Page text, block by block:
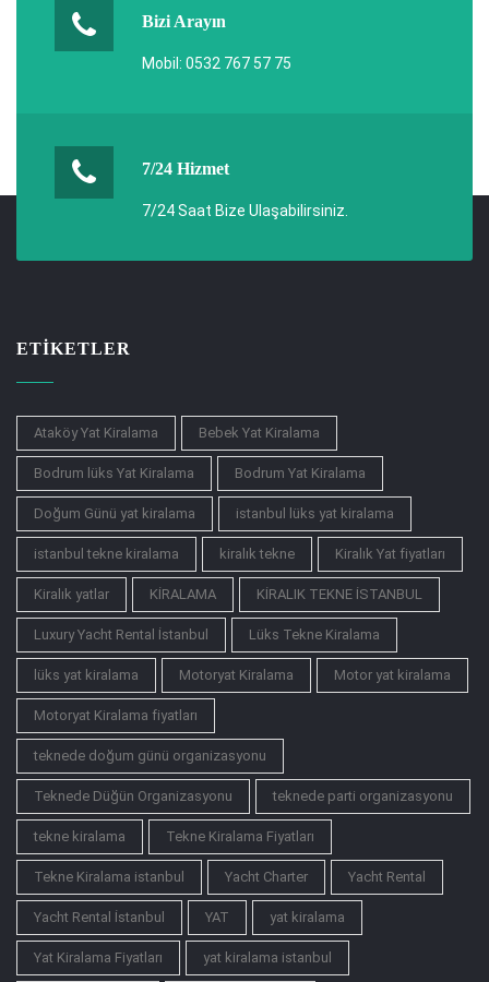
Bizi Arayın
Mobil: 0532 767 57 75
7/24 Hizmet
7/24 Saat Bize Ulaşabilirsiniz.
ETIKETLER
Ataköy Yat Kiralama Bebek Yat Kiralama
Bodrum lüks Yat Kiralama Bodrum Yat Kiralama
Doğum Günü yat kiralama istanbul lüks yat kiralama
istanbul tekne kiralama kiralık tekne Kiralık Yat fiyatları
Kiralık yatlar KİRALAMA KİRALIK TEKNE İSTANBUL
Luxury Yacht Rental İstanbul Lüks Tekne Kiralama
lüks yat kiralama Motoryat Kiralama Motor yat kiralama
Motoryat Kiralama fiyatları
teknede doğum günü organizasyonu
Teknede Düğün Organizasyonu teknede parti organizasyonu
tekne kiralama Tekne Kiralama Fiyatları
Tekne Kiralama istanbul Yacht Charter Yacht Rental
Yacht Rental İstanbul YAT yat kiralama
Yat Kiralama Fiyatları yat kiralama istanbul